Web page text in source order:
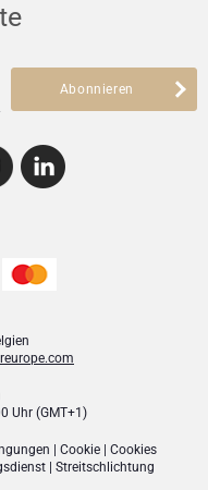
Abonnieren
Uhr (GMT+1)
Cookie| Cookies
Streitschlichtung